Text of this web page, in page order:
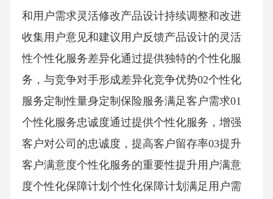
和用户需求灵活修改产品设计持续调整和改进
收集用户意见和建议用户反馈产品设计的灵活
性个性化服务差异化通过提供独特的个性化服
务，与竞争对手形成差异化竞争优势02个性化
服务定制性量身定制保险服务满足客户需求01
个性化服务忠诚度通过提供个性化服务，增强
客户对公司的忠诚度，提高客户留存率03提升
客户满意度个性化服务的重要性提升用户满意
度个性化保障计划个性化保障计划满足用户需